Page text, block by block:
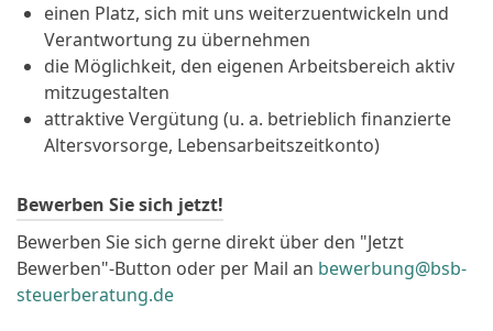
einen Platz, sich mit uns weiterzuentwickeln und
Verantwortung zu übernehmen
die Möglichkeit, den eigenen Arbeitsbereich aktiv
mitzugestalten
attraktive Vergütung (u. a. betrieblich finanzierte
Altersvorsorge, Lebensarbeitszeitkonto)
Bewerben Sie sich jetzt!
Bewerben Sie sich gerne direkt über den "Jetzt
Bewerben"-Button oder per Mail an bewerbung@bsb-
steuerberatung.de